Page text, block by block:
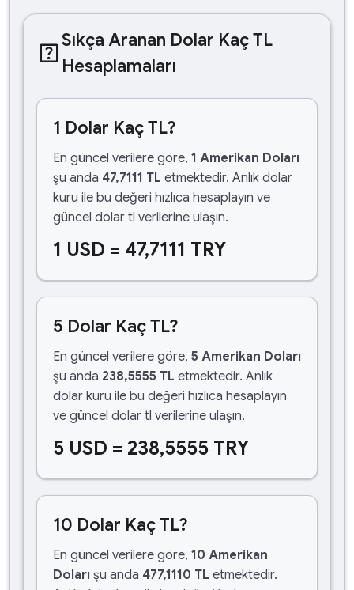
help_centerSıkça Aranan Dolar Kaç TL
Hesaplamaları
1 Dolar Kaç TL?
En güncel verilere göre, 1 Amerikan Doları
şu anda 47,7111 TL etmektedir. Anlık dolar
kuru ile bu değeri hızlıca hesaplayın ve
güncel dolar tl verilerine ulaşın.
1 USD = 47,7111 TRY
5 Dolar Kaç TL?
En güncel verilere göre, 5 Amerikan Doları
şu anda 238,5555 TL etmektedir. Anlık
dolar kuru ile bu değeri hızlıca hesaplayın
ve güncel dolar tl verilerine ulaşın.
5 USD = 238,5555 TRY
10 Dolar Kaç TL?
En güncel verilere göre, 10 Amerikan
Doları şu anda 477,1110 TL etmektedir.